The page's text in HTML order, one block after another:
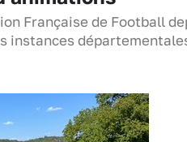
Française de Football
instances